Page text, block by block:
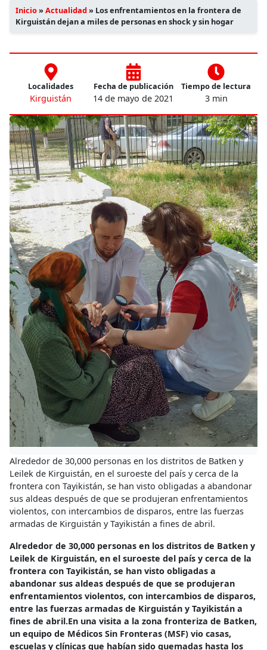
Inicio»Actualidad» Los enfrentamientos en la frontera de
Kirguistán dejan a miles de personas en shock y sin hogar
Localidades
Kirguistán
Fecha de publicación
14 de mayo de 2021
Tiempo de lectura
3 min
Alrededor de 30,000 personas en los distritos de Batken y
Leilek de Kirguistán, en el suroeste del país y cerca de la
frontera con Tayikistán, se han visto obligadas a abandonar
sus aldeas después de que se produjeran enfrentamientos
violentos, con intercambios de disparos, entre las fuerzas
armadas de Kirguistán y Tayikistán a fines de abril.
Alrededor de 30,000 personas en los distritos de Batken y
Leilek de Kirguistán, en el suroeste del país y cerca de la
frontera con Tayikistán, se han visto obligadas a
abandonar sus aldeas después de que se produjeran
enfrentamientos violentos, con intercambios de disparos,
entre las fuerzas armadas de Kirguistán y Tayikistán a
fines de abril.En una visita a la zona fronteriza de Batken,
un equipo de Médicos Sin Fronteras (MSF) vio casas,
escuelas y clínicas que habían sido quemadas hasta los